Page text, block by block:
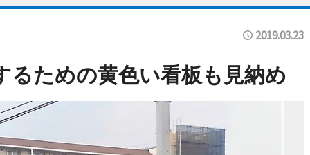
2019.03.23
るための黄色い看板も見納め